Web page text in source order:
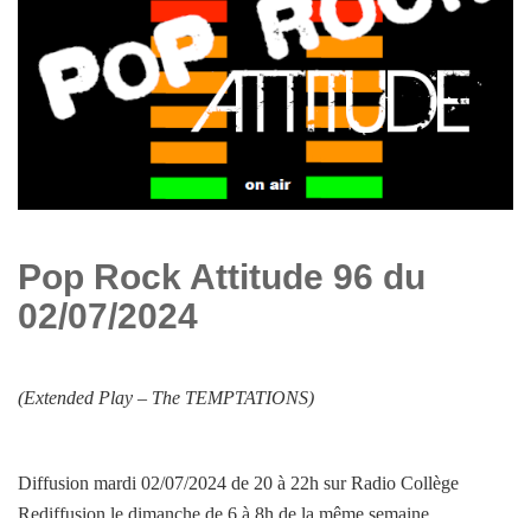
Pop Rock Attitude 96 du
02/07/2024
(Extended Play – The TEMPTATIONS)
Diffusion mardi 02/07/2024 de 20 à 22h sur Radio Collège
Rediffusion le dimanche de 6 à 8h de la même semaine